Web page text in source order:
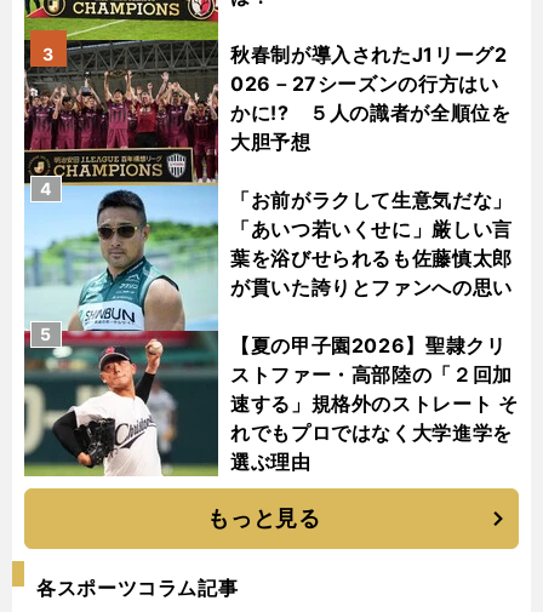
秋春制が導入されたJ1リーグ2
026－27シーズンの行方はい
かに!? ５人の識者が全順位を
大胆予想
3
「お前がラクして生意気だな」
「あいつ若いくせに」厳しい言
葉を浴びせられるも佐藤慎太郎
が貫いた誇りとファンへの思い
4
【夏の甲子園2026】聖隷クリ
ストファー・高部陸の「２回加
速する」規格外のストレート そ
れでもプロではなく大学進学を
選ぶ理由
5
もっと見る
各スポーツコラム記事